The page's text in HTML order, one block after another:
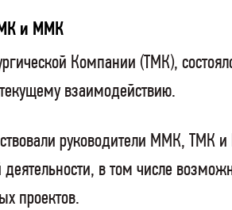
и ММК
Компании (ТМК),
взаимодействию.
руководители ММК, ТМК
в том числе
проектов.